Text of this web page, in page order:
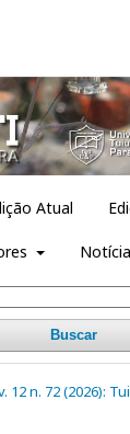
Atual
Buscar
12 n. 72 (2026):